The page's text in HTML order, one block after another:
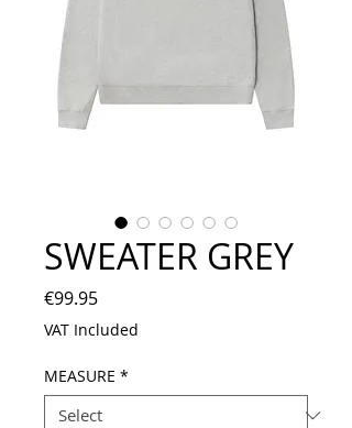
SWEATER GREY
€99.95Price
VAT Included
MEASURE *